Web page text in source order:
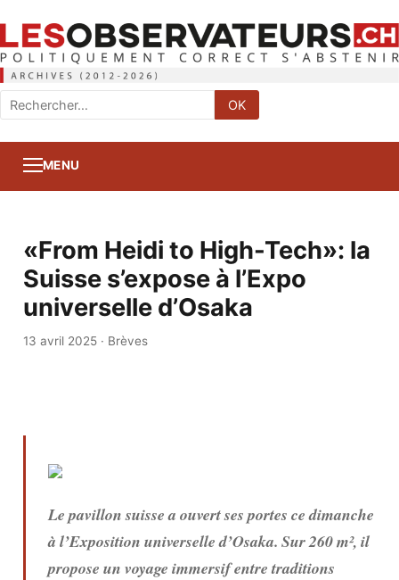
Rechercher
:
OK
MENU
«From Heidi to High-Tech»: la
Suisse s’expose à l’Expo
universelle d’Osaka
13 avril 2025· Brèves
Le pavillon suisse a ouvert ses portes ce dimanche
à l’Exposition universelle d’Osaka. Sur 260 m², il
propose un voyage immersif entre traditions